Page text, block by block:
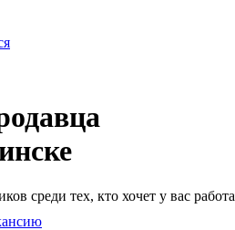
среди тех, кто хочет у вас